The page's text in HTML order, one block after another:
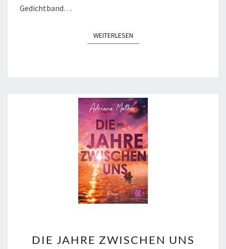
Gedichtband…
WEITERLESENWEITERLESEN
JAHRE
DIE JAHRE ZWISCHEN UNS